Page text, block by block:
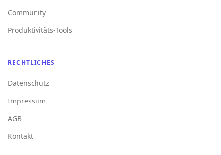
Community
Produktivitäts-Tools
RECHTLICHES
Datenschutz
Impressum
AGB
Kontakt